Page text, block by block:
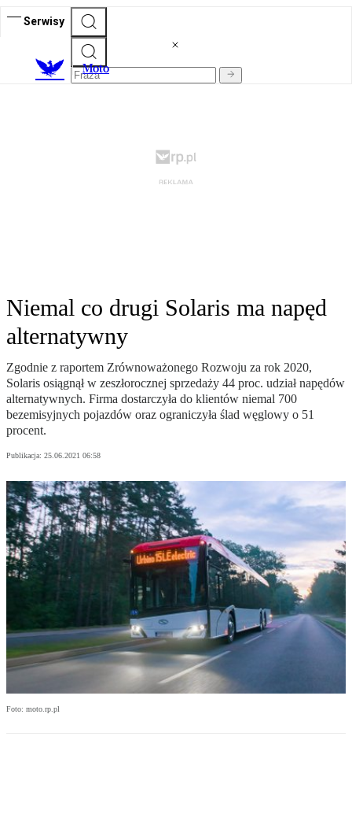
Serwisy
Moto
Niemal co drugi Solaris ma napęd
alternatywny
Zgodnie z raportem Zrównoważonego Rozwoju za rok 2020,
Solaris osiągnął w zeszłorocznej sprzedaży 44 proc. udział napędów
alternatywnych. Firma dostarczyła do klientów niemal 700
bezemisyjnych pojazdów oraz ograniczyła ślad węglowy o 51
procent.
Publikacja: 25.06.2021 06:58
Foto: moto.rp.pl